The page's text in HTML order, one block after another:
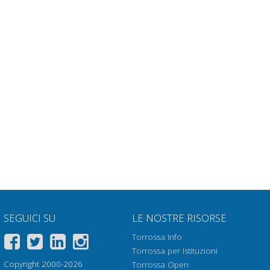
SEGUICI SU
Copyright 2000-2026
LE NOSTRE RISORSE
Torrossa Info
Torrossa per Istituzioni
Torrossa Open